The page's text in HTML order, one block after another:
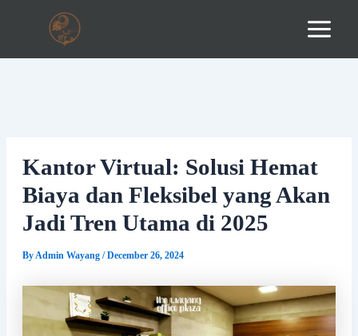
Kantor Virtual: Solusi Hemat
Biaya dan Fleksibel yang Akan
Jadi Tren Utama di 2025
ByAdmin Wayang /December 26, 2024